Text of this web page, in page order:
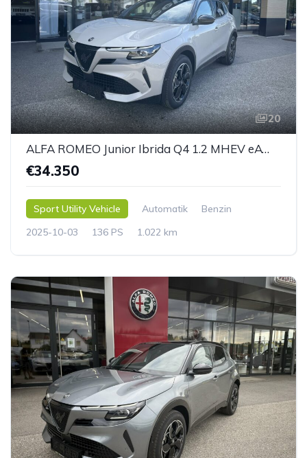
20
ALFA ROMEO Junior Ibrida Q4 1.2 MHEV eAWD e-DCT6
€34.350
Sport Utility Vehicle Automatik
Benzin
2025-10-03
136 PS 1.022 km